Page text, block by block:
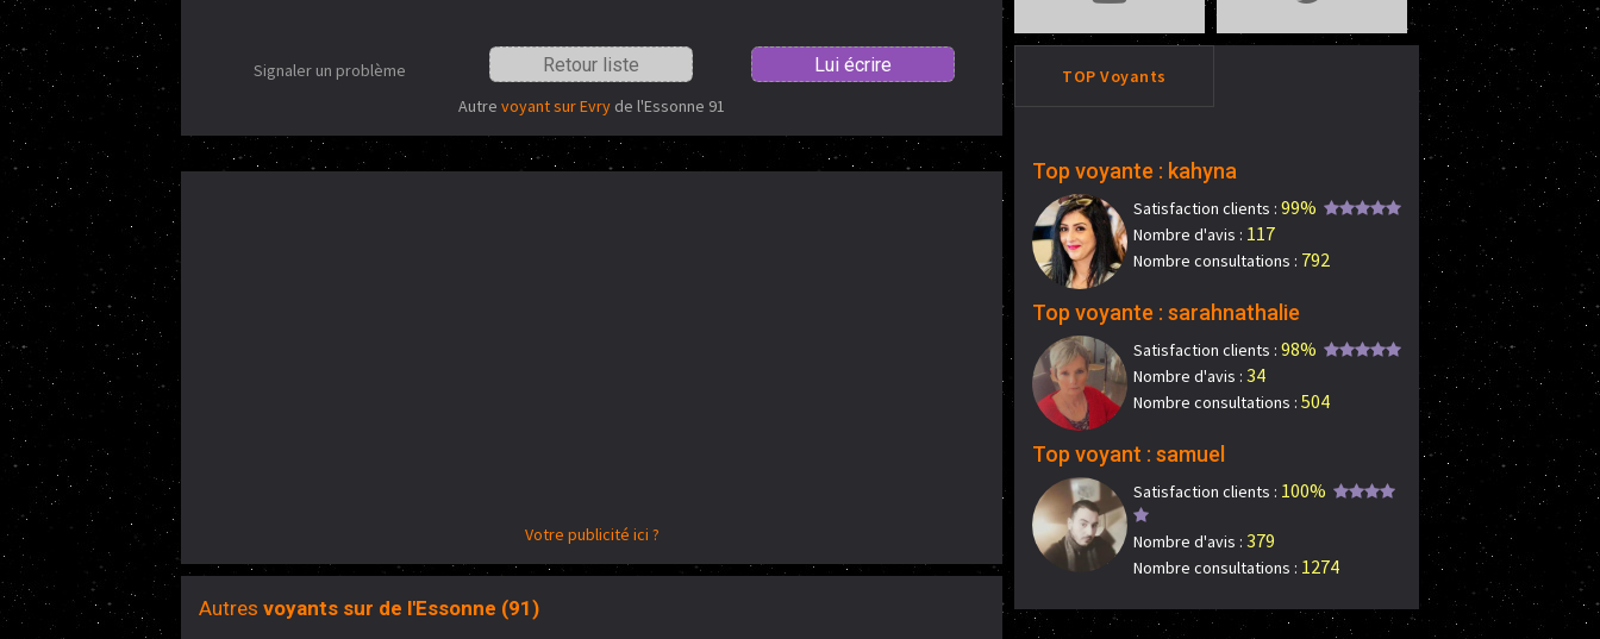
Signaler un problème Retour liste Lui écrire
Autre voyant sur Evry de l'Essonne 91
Votre publicité ici ?
Autres voyants sur de l'Essonne (91)
TOP Voyants
Top voyante : kahyna
Satisfaction clients : 99%
Nombre d'avis : 117
Nombre consultations : 792
Top voyante : sarahnathalie
Satisfaction clients : 98%
Nombre d'avis : 34
Nombre consultations : 504
Top voyant : samuel
Satisfaction clients : 100%
Nombre d'avis : 379
Nombre consultations : 1274